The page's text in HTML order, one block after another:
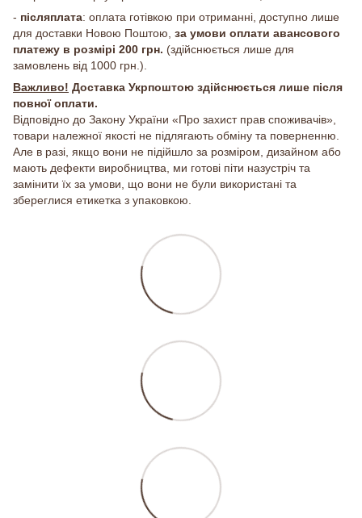
- післяплата: оплата готівкою при отриманні, доступно лише
для доставки Новою Поштою, за умови оплати авансового
платежу в розмірі 200 грн. (здійснюється лише для
замовлень від 1000 грн.).
Важливо! Доставка Укрпоштою здійснюється лише після
повної оплати.
Відповідно до Закону України «Про захист прав споживачів»,
товари належної якості не підлягають обміну та поверненню.
Але в разі, якщо вони не підійшло за розміром, дизайном або
мають дефекти виробництва, ми готові піти назустріч та
замінити їх за умови, що вони не були використані та
збереглися етикетка з упаковкою.